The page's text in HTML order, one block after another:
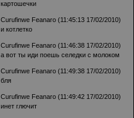
картошечки
Curufinwe Feanaro (11:45:13 17/02/2010)
и котлетко
Curufinwe Feanaro (11:46:38 17/02/2010)
а вот ты иди поешь селедки с молоком
Curufinwe Feanaro (11:49:38 17/02/2010)
бля
Curufinwe Feanaro (11:49:42 17/02/2010)
инет глючит